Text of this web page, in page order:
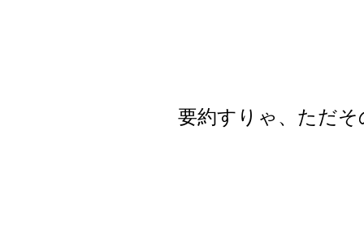
要約すりゃ、ただ